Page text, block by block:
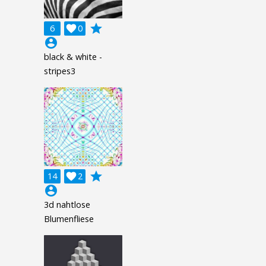
6 0

grade
account_circle
black & white -
stripes3
14 2

grade
account_circle
3d nahtlose
Blumenfliese